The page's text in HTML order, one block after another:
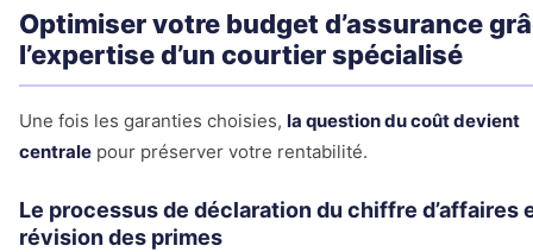
Optimiser votre budget d’assurance
l’expertise d’un courtier spécialisé
Une fois les garanties choisies, la question du coût devient
centrale pour préserver votre rentabilité.
Le processus de déclaration du chiffre d’affaires
révision des primes